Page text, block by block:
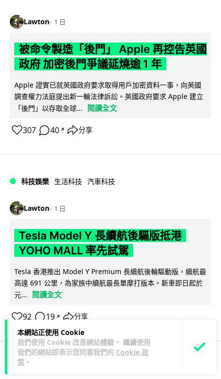
本網站正使用 Cookie
我們使用 Cookie 改善網站體驗。 繼續使用
我們的網站即表示您同意我們的 Cookie 政
策 。
Lawton 1 日
被命令製造「後門」 Apple 再控告英國
政府 加密後門爭議延燒逾 1 年
Apple 證實已就英國政府要求取得用戶加密資料一事，向英國
調查權力法庭提出新一輪法律訴訟。英國政府要求 Apple 建立
「後門」以存取全球...
閱讀全文
307 40 ↗ 分享
科技娛樂 生活科技 汽車科技
Lawton 1 日
Tesla Model Y 長續航後驅版抵港
YOHO MALL 率先試駕
Tesla 香港推出 Model Y Premium 長續航後輪驅動版，續航最
高達 691 公里，為家族中續航最長單摩打版本。新車即日起於
元...
閱讀全文
92 19 ↗ 分享
人工智能